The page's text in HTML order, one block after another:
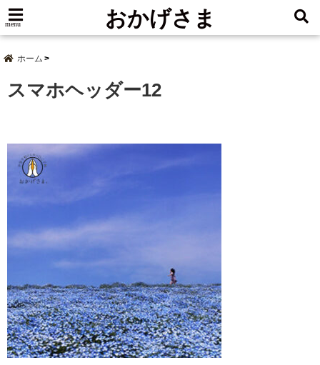
menu おかげさま
ホーム
スマホヘッダー12